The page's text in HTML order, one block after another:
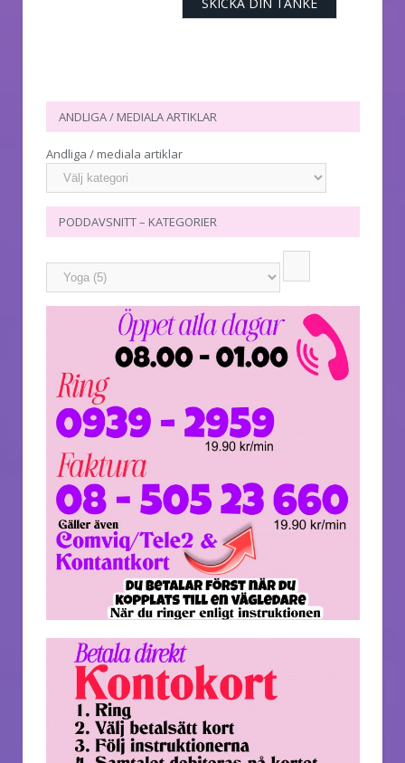
ANDLIGA / MEDIALA ARTIKLAR
Andliga / mediala artiklar
PODDAVSNITT – KATEGORIER